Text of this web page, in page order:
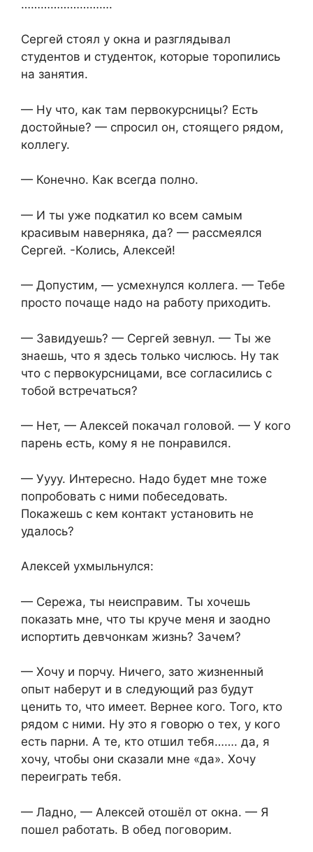
……………………….
Сергей стоял у окна и разглядывал
студентов и студенток, которые торопились
на занятия.
— Ну что, как там первокурсницы? Есть
достойные? — спросил он, стоящего рядом,
коллегу.
— Конечно. Как всегда полно.
— И ты уже подкатил ко всем самым
красивым наверняка, да? — рассмеялся
Сергей. -Колись, Алексей!
— Допустим, — усмехнулся коллега. — Тебе
просто почаще надо на работу приходить.
— Завидуешь? — Сергей зевнул. — Ты же
знаешь, что я здесь только числюсь. Ну так
что с первокурсницами, все согласились с
тобой встречаться?
— Нет, — Алексей покачал головой. — У кого
парень есть, кому я не понравился.
— Уууу. Интересно. Надо будет мне тоже
попробовать с ними побеседовать.
Покажешь с кем контакт установить не
удалось?
Алексей ухмыльнулся:
— Сережа, ты неисправим. Ты хочешь
показать мне, что ты круче меня и заодно
испортить девчонкам жизнь? Зачем?
— Хочу и порчу. Ничего, зато жизненный
опыт наберут и в следующий раз будут
ценить то, что имеет. Вернее кого. Того, кто
рядом с ними. Ну это я говорю о тех, у кого
есть парни. А те, кто отшил тебя……. да, я
хочу, чтобы они сказали мне «да». Хочу
переиграть тебя.
— Ладно, — Алексей отошёл от окна. — Я
пошел работать. В обед поговорим.